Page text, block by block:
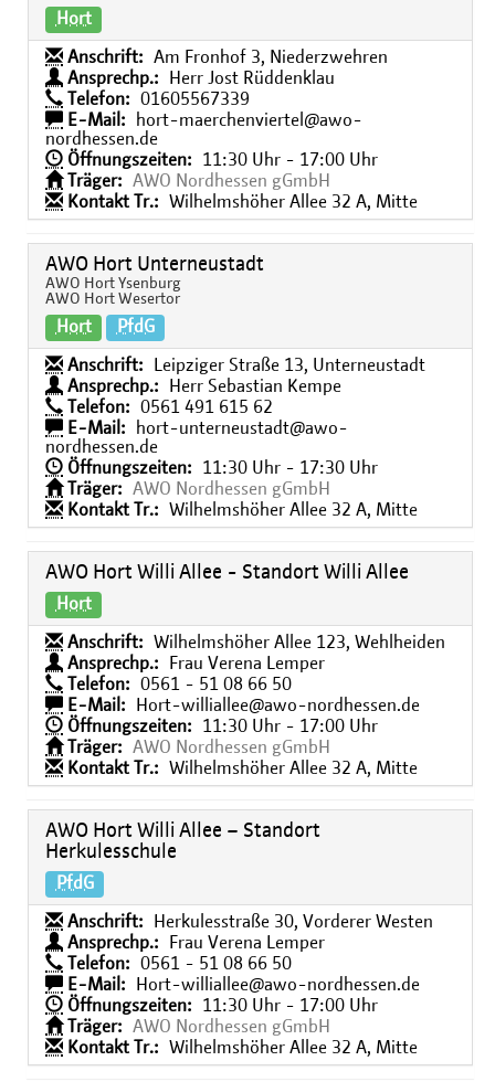
Hort
Anschrift:
Am Fronhof 3, Niederzwehren
Ansprechp.:
Herr Jost Rüddenklau
Telefon:
01605567339
E-Mail:
hort-maerchenviertel@awo-
nordhessen.de
Öffnungszeiten:
11:30 Uhr - 17:00 Uhr
Träger:
AWO Nordhessen gGmbH
Kontakt Tr.:
Wilhelmshöher Allee 32 A, Mitte
AWO Hort Unterneustadt
AWO Hort Ysenburg
AWO Hort Wesertor
Hort PfdG
Anschrift:
Leipziger Straße 13, Unterneustadt
Ansprechp.:
Herr Sebastian Kempe
Telefon:
0561 491 615 62
E-Mail:
hort-unterneustadt@awo-
nordhessen.de
Öffnungszeiten:
11:30 Uhr - 17:30 Uhr
Träger:
AWO Nordhessen gGmbH
Kontakt Tr.:
Wilhelmshöher Allee 32 A, Mitte
AWO Hort Willi Allee - Standort Willi Allee
Hort
Anschrift:
Wilhelmshöher Allee 123, Wehlheiden
Ansprechp.:
Frau Verena Lemper
Telefon:
0561 - 51 08 66 50
E-Mail:
Hort-williallee@awo-nordhessen.de
Öffnungszeiten:
11:30 Uhr - 17:00 Uhr
Träger:
AWO Nordhessen gGmbH
Kontakt Tr.:
Wilhelmshöher Allee 32 A, Mitte
AWO Hort Willi Allee – Standort
Herkulesschule
PfdG
Anschrift:
Herkulesstraße 30, Vorderer Westen
Ansprechp.:
Frau Verena Lemper
Telefon:
0561 - 51 08 66 50
E-Mail:
Hort-williallee@awo-nordhessen.de
Öffnungszeiten:
11:30 Uhr - 17:00 Uhr
Träger:
AWO Nordhessen gGmbH
Kontakt Tr.:
Wilhelmshöher Allee 32 A, Mitte